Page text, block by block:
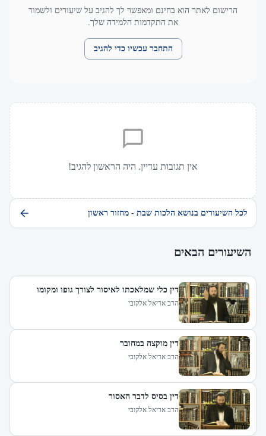
הרישום לאתר הוא בחינם ומאפשר לך להגיב על שיעורים ולשמור
את התקדמות הלמידה שלך.
התחבר עכשיו כדי להגיב
אין תגובות עדיין. היה הראשון להגיב!
לכל השיעורים בנושא הלכות שבת - מחזור ראשון
השיעורים הבאים
דין כלי שמלאכתו לאיסור לצורך גופו ומקומו
הרב אריאל אלקובי
דין מוקצה במחובר
הרב אריאל אלקובי
דין בסיס לדבר האסור
הרב אריאל אלקובי